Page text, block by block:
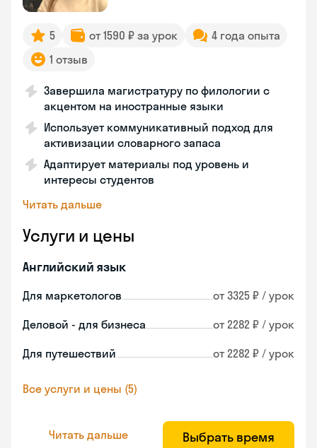
5 от 1590 ₽ за урок
4 года опыта
1 отзыв
Завершила магистратуру по филологии с
акцентом на иностранные языки
Использует коммуникативный подход для
активизации словарного запаса
Адаптирует материалы под уровень и
интересы студентов
Читать дальше
Услуги и цены
Английский язык
Для маркетологов от 3325 ₽ / урок
Деловой - для бизнеса от 2282 ₽ / урок
Для путешествий от 2282 ₽ / урок
Все услуги и цены (5)
Читать дальше Выбрать время